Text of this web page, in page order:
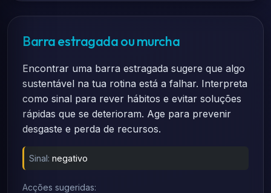
Barra estragada ou murcha
Encontrar uma barra estragada sugere que algo
sustentável na tua rotina está a falhar. Interpreta
como sinal para rever hábitos e evitar soluções
rápidas que se deterioram. Age para prevenir
desgaste e perda de recursos.
Sinal: negativo
Acções sugeridas: